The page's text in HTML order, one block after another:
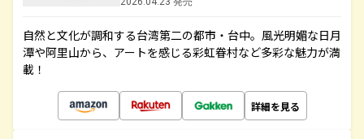
自然と文化が調和する台湾第二の都市・台中。風光明媚な日月
潭や阿里山から、アートを感じる彩虹眷村など多彩な魅力が満
載！
詳細を見る